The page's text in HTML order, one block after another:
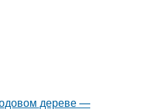
дереве —